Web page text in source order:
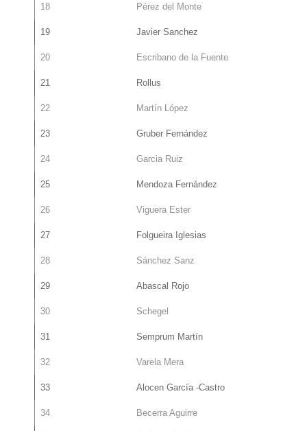
18 Pérez del Monte
19 Javier Sanchez
20 Escribano de la Fuente
21 Rollus
22 Martín López
23 Gruber Fernández
24 Garcia Ruiz
25 Mendoza Fernández
26 Viguera Ester
27 Folgueira Iglesias
28 Sánchez Sanz
29 Abascal Rojo
30 Schegel
31 Semprum Martín
32 Varela Mera
33 Alocen García -Castro
34 Becerra Aguirre